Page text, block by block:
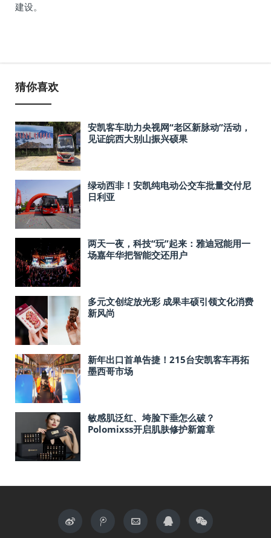
建设。
猜你喜欢
安凯客车助力央视网“老区新脉动”活动，
见证皖西大别山振兴硕果
绿动西非！安凯纯电动公交车批量交付尼
日利亚
两天一夜，科技“玩”起来：雅迪冠能用一
场嘉年华把智能交还用户
多元文创绽放光彩 成果丰硕引领文化消费
新风尚
新年出口首单告捷！215台安凯客车再拓
墨西哥市场
敏感肌泛红、垮脸下垂怎么破？
Polomixss开启肌肤修护新篇章